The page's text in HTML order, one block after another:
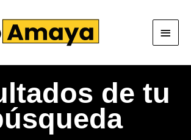
de tu